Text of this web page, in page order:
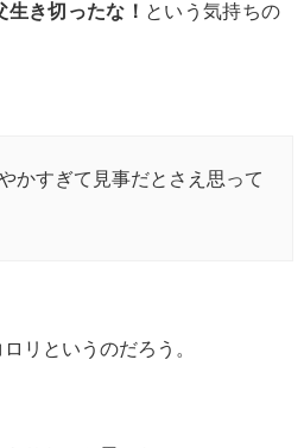
生き切ったな！ という気持ちの
かすぎて見事だとさえ思って
リというのだろう。